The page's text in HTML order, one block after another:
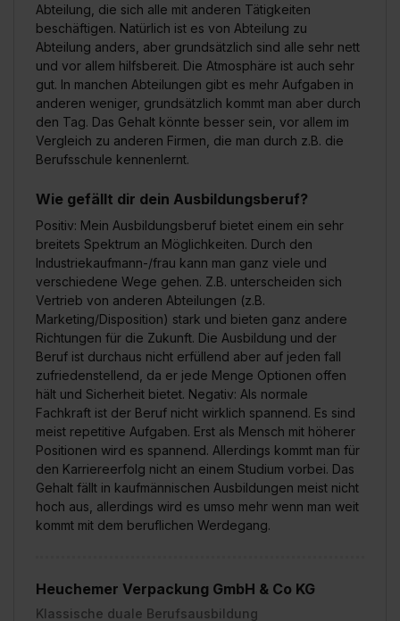
Abteilung, die sich alle mit anderen Tätigkeiten
beschäftigen. Natürlich ist es von Abteilung zu
Abteilung anders, aber grundsätzlich sind alle sehr nett
und vor allem hilfsbereit. Die Atmosphäre ist auch sehr
gut. In manchen Abteilungen gibt es mehr Aufgaben in
anderen weniger, grundsätzlich kommt man aber durch
den Tag. Das Gehalt könnte besser sein, vor allem im
Vergleich zu anderen Firmen, die man durch z.B. die
Berufsschule kennenlernt.
Wie gefällt dir dein Ausbildungsberuf?
Positiv: Mein Ausbildungsberuf bietet einem ein sehr
breitets Spektrum an Möglichkeiten. Durch den
Industriekaufmann-/frau kann man ganz viele und
verschiedene Wege gehen. Z.B. unterscheiden sich
Vertrieb von anderen Abteilungen (z.B.
Marketing/Disposition) stark und bieten ganz andere
Richtungen für die Zukunft. Die Ausbildung und der
Beruf ist durchaus nicht erfüllend aber auf jeden fall
zufriedenstellend, da er jede Menge Optionen offen
hält und Sicherheit bietet. Negativ: Als normale
Fachkraft ist der Beruf nicht wirklich spannend. Es sind
meist repetitive Aufgaben. Erst als Mensch mit höherer
Positionen wird es spannend. Allerdings kommt man für
den Karriereerfolg nicht an einem Studium vorbei. Das
Gehalt fällt in kaufmännischen Ausbildungen meist nicht
hoch aus, allerdings wird es umso mehr wenn man weit
kommt mit dem beruflichen Werdegang.
Heuchemer Verpackung GmbH & Co KG
Klassische duale Berufsausbildung